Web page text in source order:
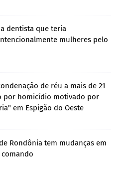
dentista que teria
mulheres pelo
de réu a mais de 21
por homicídio motivado por
em Espigão do Oeste
Rondônia tem mudanças em